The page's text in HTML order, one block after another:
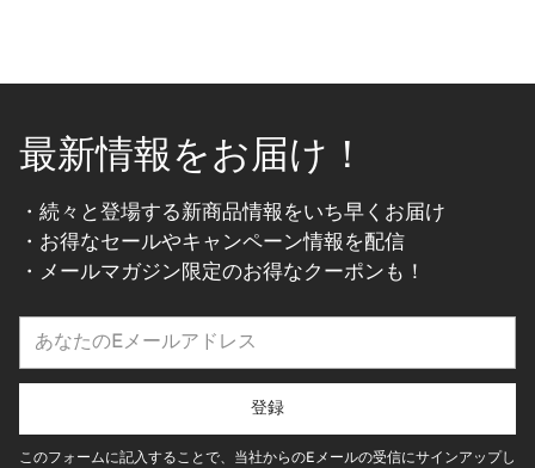
最新情報をお届け！
・続々と登場する新商品情報をいち早くお届け
・お得なセールやキャンペーン情報を配信
・メールマガジン限定のお得なクーポンも！
メ
登録
このフォームに記入することで、当社からのEメールの受信にサインアップし